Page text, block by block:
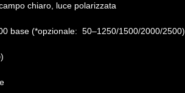
chiaro, luce polarizzata
base (*opzionale: 50–1250/1500/2000/2500)